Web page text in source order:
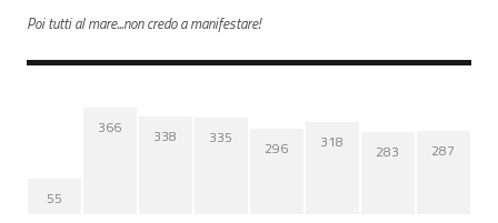
Poi tutti al mare...non credo a manifestare!
55
366 338 335
296 318 283 287